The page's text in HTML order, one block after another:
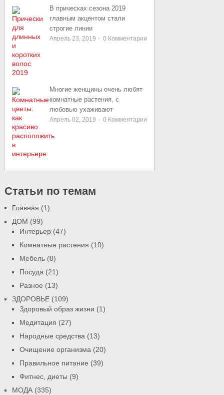
В прическах сезона 2019
главным акцентом стали
строгие линии
Апрель 23, 2019 - 0 Комментарии
Многие женщины очень любят
комнатные растения, с
любовью ухаживают
Апрель 02, 2019 - 0 Комментарии
Статьи по темам
Главная (1)
ДОМ (99)
Интерьер(47)
Комнатные растения (10)
Мебель(8)
Посуда (21)
Разное (13)
ЗДОРОВЬЕ(109)
Здоровый образ жизни (1)
Медитация (27)
Народные средства (13)
Очищение организма (20)
Правильное питание (39)
Фитнес, диеты (9)
МОДА(335)